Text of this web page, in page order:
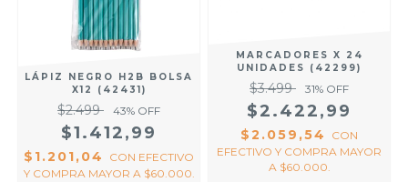
LÁPIZ NEGRO H2B BOLSA
X12 (42431)
$2.499 43% OFF
$1.412,99
$1.201,04 CON EFECTIVO
Y COMPRA MAYOR A $60.000.
MARCADORES X 24
UNIDADES (42299)
$3.499 31% OFF
$2.422,99
$2.059,54
CON
EFECTIVO Y COMPRA MAYOR
A $60.000.